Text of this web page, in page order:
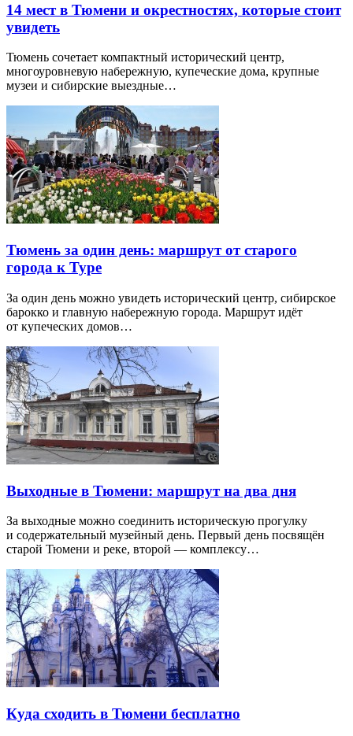
14 мест в Тюмени и окрестностях, которые стоит
увидеть
Тюмень сочетает компактный исторический центр,
многоуровневую набережную, купеческие дома, крупные
музеи и сибирские выездные…
Тюмень за один день: маршрут от старого
города к Туре
За один день можно увидеть исторический центр, сибирское
барокко и главную набережную города. Маршрут идёт
от купеческих домов…
Выходные в Тюмени: маршрут на два дня
За выходные можно соединить историческую прогулку
и содержательный музейный день. Первый день посвящён
старой Тюмени и реке, второй — комплексу…
Куда сходить в Тюмени бесплатно